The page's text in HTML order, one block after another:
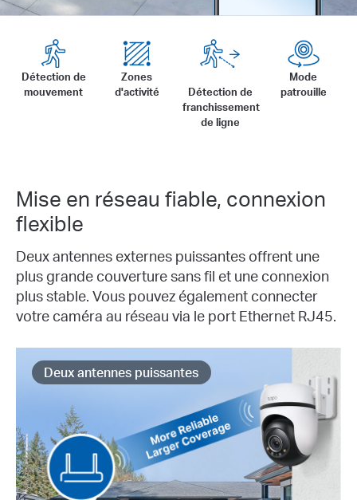
Détection de
mouvement
Zones
d'activité
Détection de
franchissement
de ligne
Mode
patrouille
Mise en réseau fiable, connexion
flexible
Deux antennes externes puissantes offrent une
plus grande couverture sans fil et une connexion
plus stable. Vous pouvez également connecter
votre caméra au réseau via le port Ethernet RJ45.
Deux antennes puissantes